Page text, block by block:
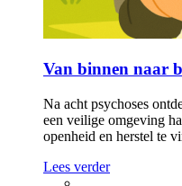
Van binnen naar
Na acht psychoses
een veilige omgeving
openheid en herstel te
Lees verder